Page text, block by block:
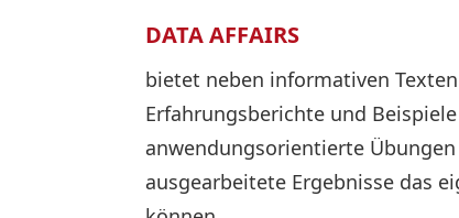
DATA AFFAIRS
bietet neben informativen
Erfahrungsberichte und
anwendungsorientierte
ausgearbeitete Ergebnisse das